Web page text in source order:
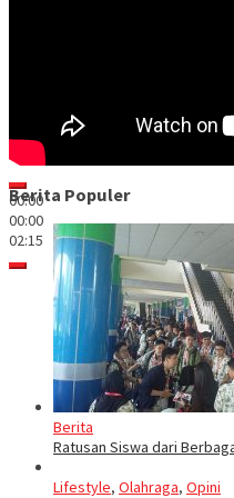
00:00
00:00
02:15
Berita Populer
Berita
Ratusan Siswa dari
Lifestyle, Olahraga, Opini